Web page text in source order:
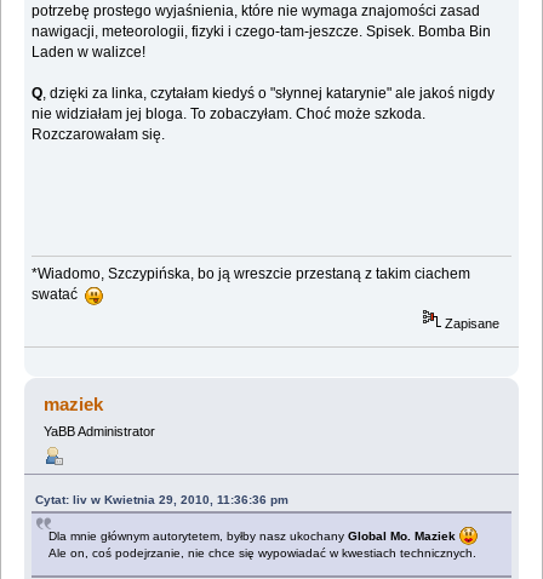
potrzebę prostego wyjaśnienia, które nie wymaga znajomości zasad
nawigacji, meteorologii, fizyki i czego-tam-jeszcze. Spisek. Bomba Bin
Laden w walizce!
Q , dzięki za linka, czytałam kiedyś o "słynnej katarynie" ale jakoś nigdy
nie widziałam jej bloga. To zobaczyłam. Choć może szkoda.
Rozczarowałam się.
*Wiadomo, Szczypińska, bo ją wreszcie przestaną z takim ciachem
swatać
Zapisane
maziek
YaBB Administrator
Cytat: liv w Kwietnia 29, 2010, 11:36:36 pm
Dla mnie głównym autorytetem, byłby nasz ukochanyGlobal Mo. Maziek
Ale on, coś podejrzanie, nie chce się wypowiadać w kwestiach technicznych.